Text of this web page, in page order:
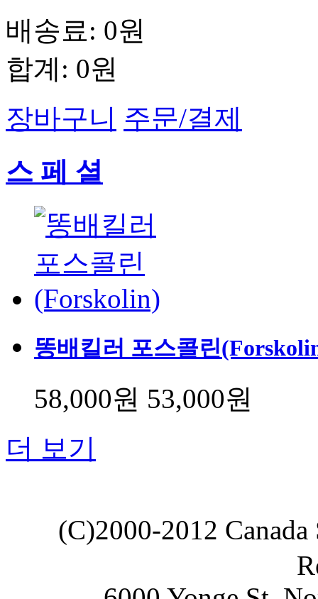
배송료: 0원
합계: 0원
장바구니 주문/결제
스 페 셜
똥배킬러 포스콜린
58,000원 53,000원
더 보기
(C)2000-2012